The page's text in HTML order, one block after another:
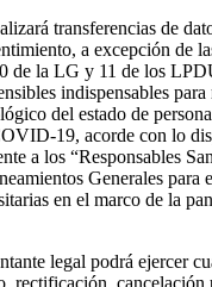
transferencias de
a excepción de
de la LG y 11 de los
indispensables
del estado de
19, acorde con lo
a los “Responsables
Generales para
en el marco de la
legal podrá ejercer